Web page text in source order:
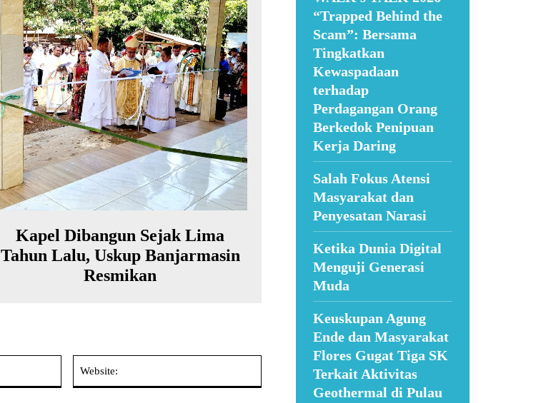
Kapel Dibangun Sejak Lima
Tahun Lalu, Uskup Banjarmasin
Resmikan
“Trapped Behind the
Scam”: Bersama
Tingkatkan
Kewaspadaan
terhadap
Perdagangan Orang
Berkedok Penipuan
Kerja Daring
Salah Fokus Atensi
Masyarakat dan
Penyesatan Narasi
Ketika Dunia Digital
Menguji Generasi
Muda
Keuskupan Agung
Ende dan Masyarakat
Flores Gugat Tiga SK
Terkait Aktivitas
Geothermal di Pulau